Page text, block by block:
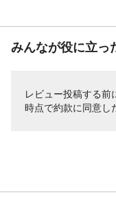
みんなが役に立っ
レビュー投稿する前
時点で約款に同意し